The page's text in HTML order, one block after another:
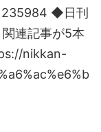
◆日刊
連記事が5本
nikkan-